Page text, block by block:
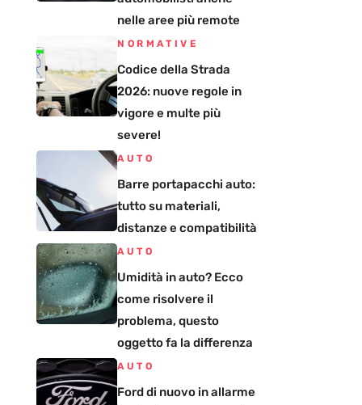
nelle aree più remote
NORMATIVE
Codice della Strada
2026: nuove regole in
vigore e multe più
severe!
AUTO
Barre portapacchi auto:
tutto su materiali,
distanze e compatibilità
AUTO
Umidità in auto? Ecco
come risolvere il
problema, questo
oggetto fa la differenza
AUTO
Ford di nuovo in allarme